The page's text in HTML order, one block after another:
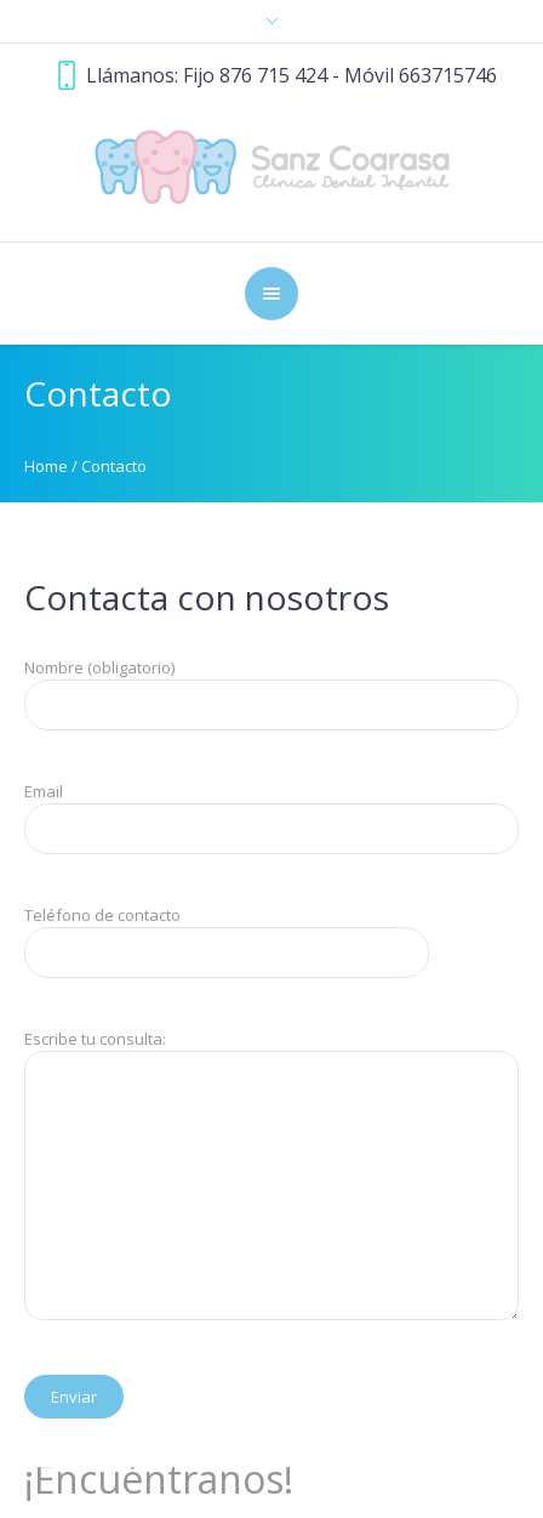
Llámanos: Fijo 876 715 424 - Móvil 663715746
Contacto
Home /Contacto
Contacta con nosotros
Nombre (obligatorio)
Email
Teléfono de contacto
Escribe tu consulta:
¡Encuéntranos!